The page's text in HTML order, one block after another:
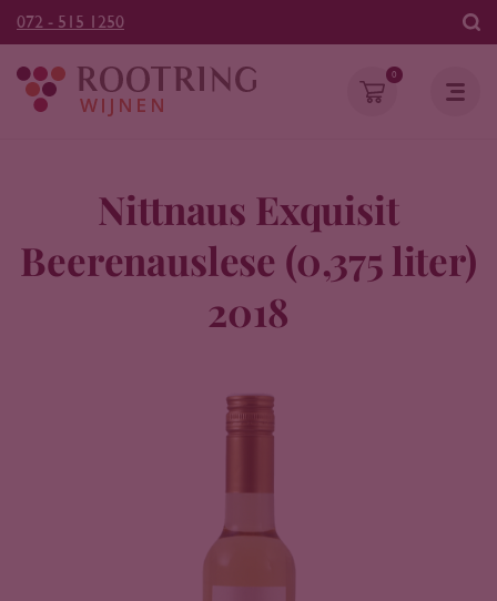
072 - 515 1250
0
Nittnaus Exquisit
Beerenauslese (0,375 liter)
2018